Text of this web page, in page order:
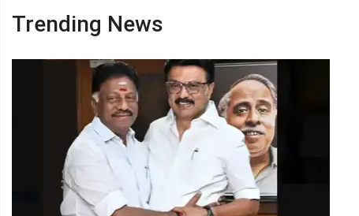
Trending News